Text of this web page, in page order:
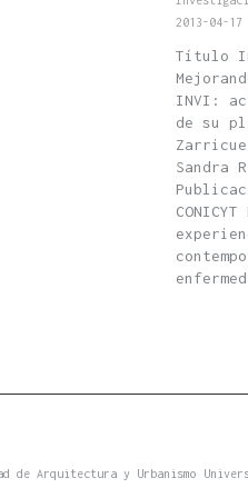
2013-04-17
Título
INVI:
de su
Sandra
Arquitectura y Urbanismo